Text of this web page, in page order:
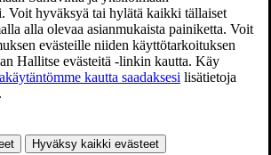
Voit hyväksyä tai hylätä kaikki tällaiset
alla olevaa asianmukaista painiketta. Voit
evästeille niiden käyttötarkoituksen
Hallitse evästeitä -linkin kautta. Käy
kautta saadaksesi lisätietoja
Hyväksy kaikki evästeet